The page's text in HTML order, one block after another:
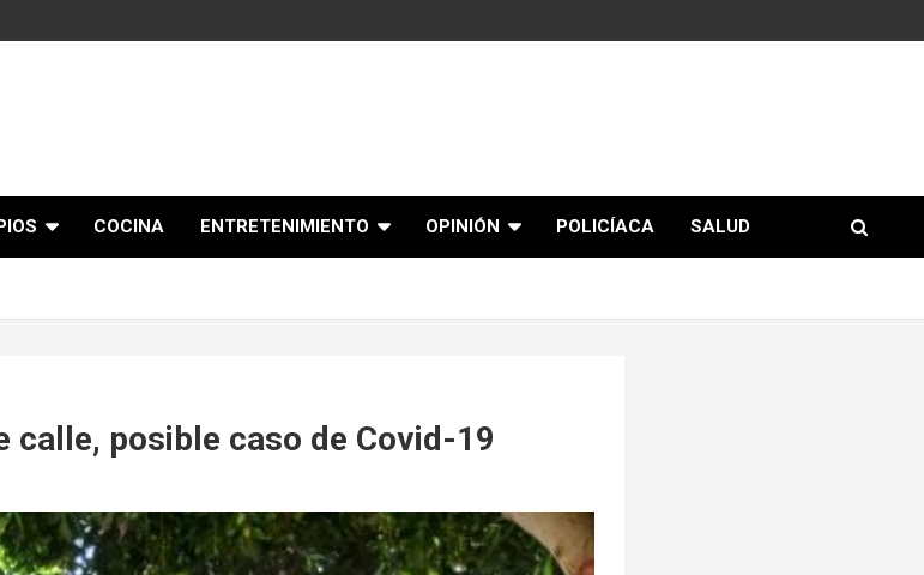
COCINA ENTRETENIMIENTO OPINIÓN POLICÍACA SALUD
calle, posible caso de Covid-19